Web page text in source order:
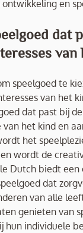
en
dat
van
speelgoed te
van het
dat past bij de
het kind en
het
wordt de
Dutch biedt een
dat
van alle
genieten van
hun individuele